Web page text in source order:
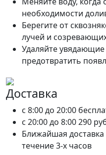
необходимости
Берегите от
лучей и
Удаляйте
предотвратить
Доставка
c 8:00 до 20:00
c 20:00 до 8:00290
Ближайшая
течение 3-х часов